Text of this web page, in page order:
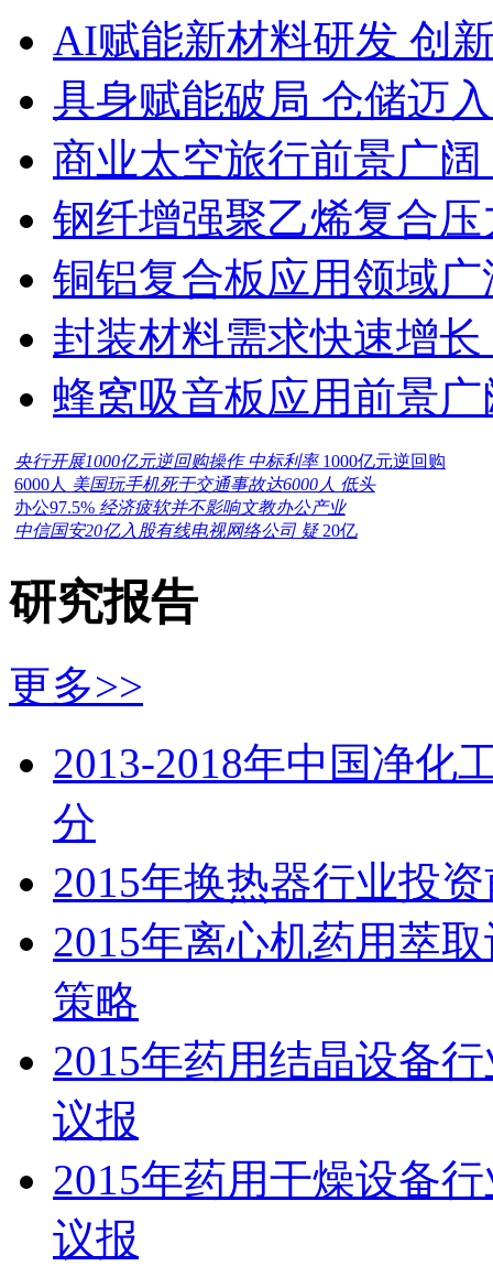
AI赋能新材料研发 创
具身赋能破局 仓储迈
商业太空旅行前景广
钢纤增强聚乙烯复合
铜铝复合板应用领域
封装材料需求快速增
蜂窝吸音板应用前景
央行开展1000亿元逆回购操作 中标利率 1000亿元逆回购
6000人 美国玩手机死于交通事故达6000人 低头
办公97.5% 经济疲软并不影响文教办公产业
中信国安20亿入股有线电视网络公司 疑 20亿
研究报告
更多>>
2013-2018年中国净化
分
2015年换热器行业投
2015年离心机药用萃
策略
2015年药用结晶设备
议报
2015年药用干燥设备
议报